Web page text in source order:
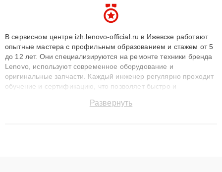
В сервисном центре izh.lenovo-official.ru в Ижевске работают
опытные мастера с профильным образованием и стажем от 5
до 12 лет. Они специализируются на ремонте техники бренда
Lenovo, используют современное оборудование и
оригинальные запчасти. Каждый инженер регулярно проходит
обучение и сертификацию, что позволяет быстро и
сохранением гарантии до 3 лет. Наши мастера решают
Развернуть